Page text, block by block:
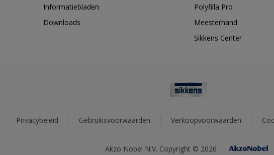
Informatiebladen
Downloads
Polyfilla Pro
Meesterhand
Sikkens Center
Privacybeleid Gebruiksvoorwaarden Verkoopvoorwaarden
Akzo Nobel N.V. Copyright © 2026